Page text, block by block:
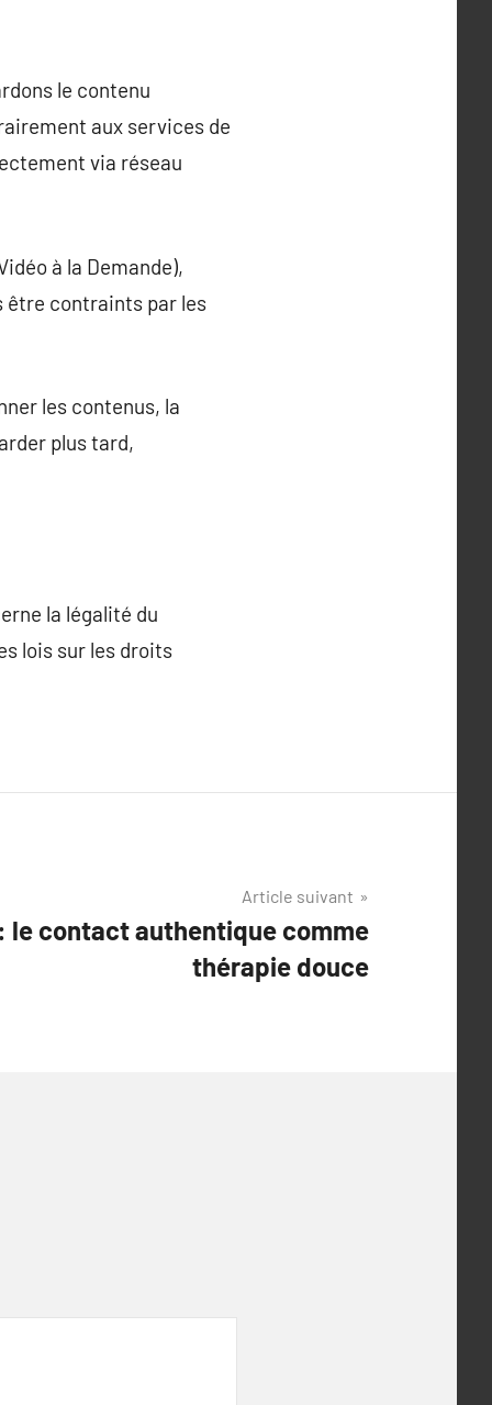
le contenu
aux services de
via réseau
à la Demande),
être contraints par les
les contenus, la
plus tard,
la légalité du
lois sur les droits
Article suivant
le contact authentique comme
thérapie douce